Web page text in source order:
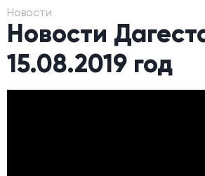
Новости
Новости
15.08.2019 год